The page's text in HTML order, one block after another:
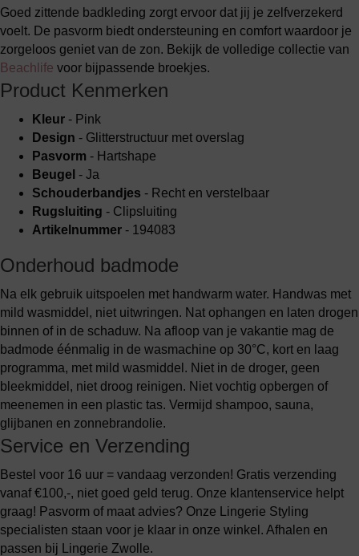
Goed zittende badkleding zorgt ervoor dat jij je zelfverzekerd
voelt. De pasvorm biedt ondersteuning en comfort waardoor je
zorgeloos geniet van de zon. Bekijk de volledige collectie van
Beachlife voor bijpassende broekjes.
Product Kenmerken
Kleur - Pink
Design - Glitterstructuur met overslag
Pasvorm - Hartshape
Beugel - Ja
Schouderbandjes - Recht en verstelbaar
Rugsluiting - Clipsluiting
Artikelnummer - 194083
Onderhoud badmode
Na elk gebruik uitspoelen met handwarm water. Handwas met
mild wasmiddel, niet uitwringen. Nat ophangen en laten drogen
binnen of in de schaduw. Na afloop van je vakantie mag de
badmode éénmalig in de wasmachine op 30°C, kort en laag
programma, met mild wasmiddel. Niet in de droger, geen
bleekmiddel, niet droog reinigen. Niet vochtig opbergen of
meenemen in een plastic tas. Vermijd shampoo, sauna,
glijbanen en zonnebrandolie.
Service en Verzending
Bestel voor 16 uur = vandaag verzonden! Gratis verzending
vanaf €100,-, niet goed geld terug. Onze klantenservice helpt
graag! Pasvorm of maat advies? Onze Lingerie Styling
specialisten staan voor je klaar in onze winkel. Afhalen en
passen bij Lingerie Zwolle.